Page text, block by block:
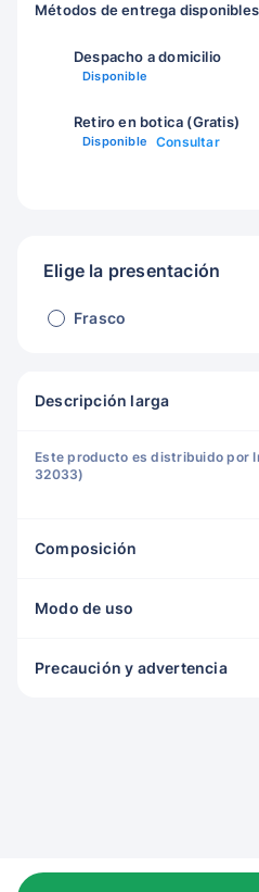
Métodos de entrega
Despacho a domicilio
Disponible
Retiro en botica (Gratis)
Disponible Consultar
Elige la presentación
Frasco
Descripción larga
Este producto es distribuido por
32033)
Composición
Modo de uso
Precaución y advertencia